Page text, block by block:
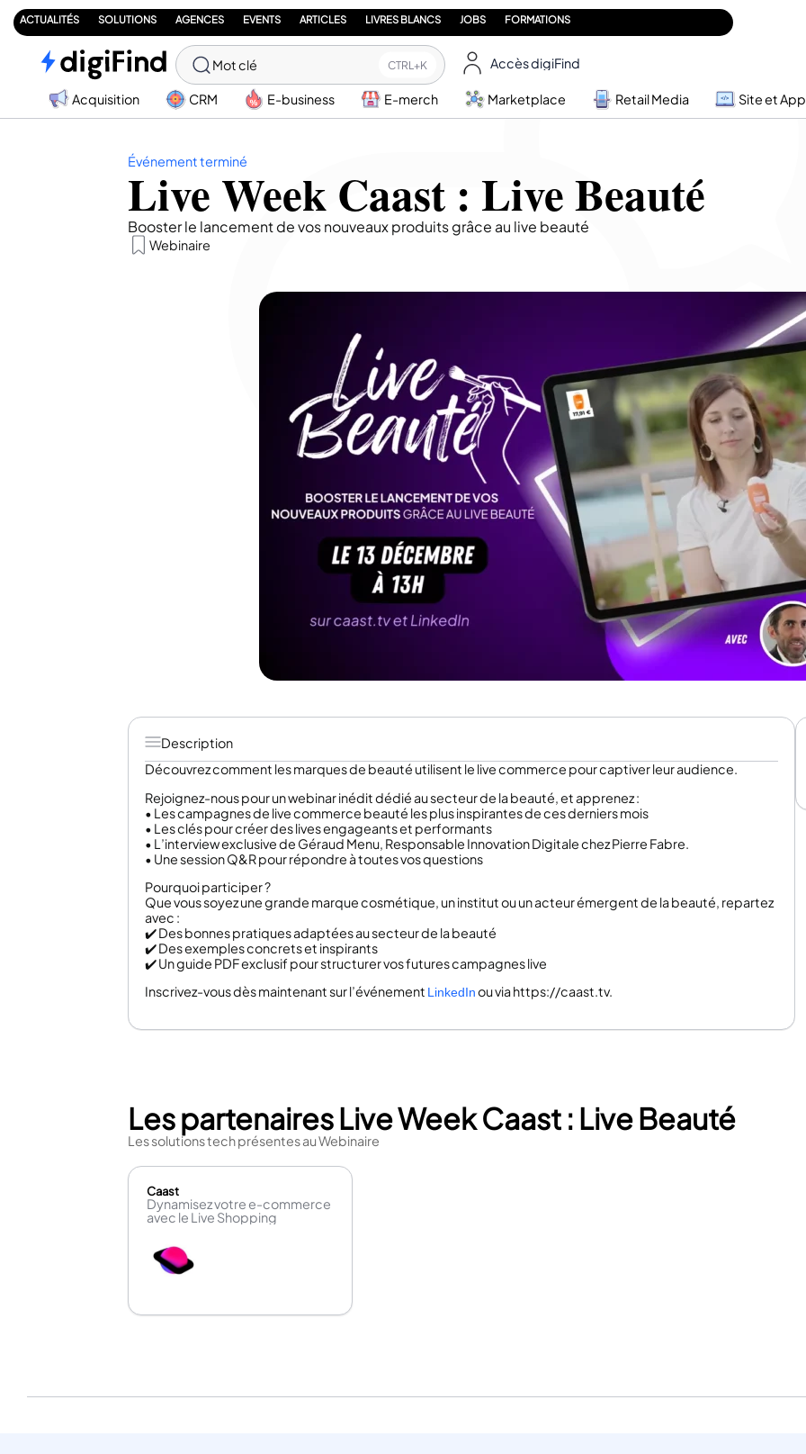
ACTUALITÉS SOLUTIONS AGENCES EVENTS ARTICLES LIVRES BLANCS JOBS FORMATIONS
Mot clé CTRL+K Accès digiFind
Acquisition CRM E-business E-merch Marketplace Retail Media Site et App
Événement terminé
Live Week Caast : Live Beauté
Booster le lancement de vos nouveaux produits grâce au live beauté
Webinaire
Description
Découvrez comment les marques de beauté utilisent le live commerce pour captiver leur audience.
Rejoignez-nous pour un webinar inédit dédié au secteur de la beauté, et apprenez :
• Les campagnes de live commerce beauté les plus inspirantes de ces derniers mois
• Les clés pour créer des lives engageants et performants
• L’interview exclusive de Géraud Menu, Responsable Innovation Digitale chez Pierre Fabre.
• Une session Q&R pour répondre à toutes vos questions
Pourquoi participer ?
Que vous soyez une grande marque cosmétique, un institut ou un acteur émergent de la beauté, repartez
avec :
✔️ Des bonnes pratiques adaptées au secteur de la beauté
✔️ Des exemples concrets et inspirants
✔️ Un guide PDF exclusif pour structurer vos futures campagnes live
Inscrivez-vous dès maintenant sur l’événement LinkedInou via https://caast.tv.
Les partenaires Live Week Caast : Live Beauté
Les solutions tech présentes au Webinaire
Caast
Dynamisez votre e-commerce
avec le Live Shopping